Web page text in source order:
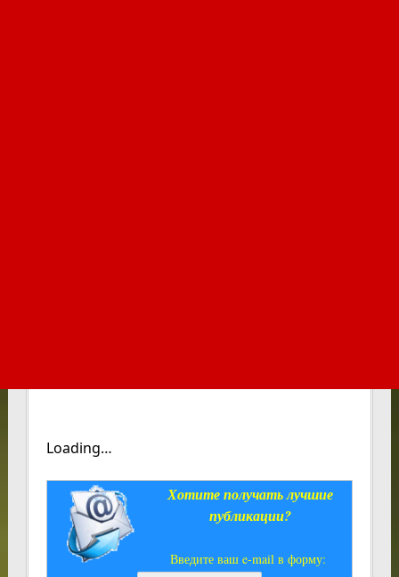
Loading…
Хотите получать лучшие
публикации?
Введите ваш e-mail в форму: